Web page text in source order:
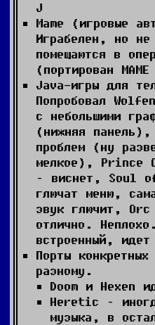
J
Mame (игровые
Играбелен, но
помещаются в
(портирован
Java-игры для
Попробовал
с небольшими
(нижняя панель),
проблем (ну
мелкое), Prince
– виснет, Soul
глючат меню,
звук глючит,
отлично.
встроенный,
Порты
разному.
Doom и Hexen
Heretic –
музыка, в